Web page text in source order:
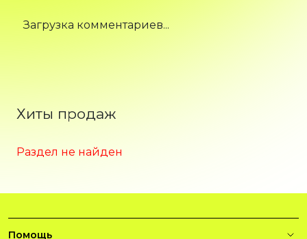
Загрузка комментариев...
Хиты продаж
Раздел не найден
Помощь